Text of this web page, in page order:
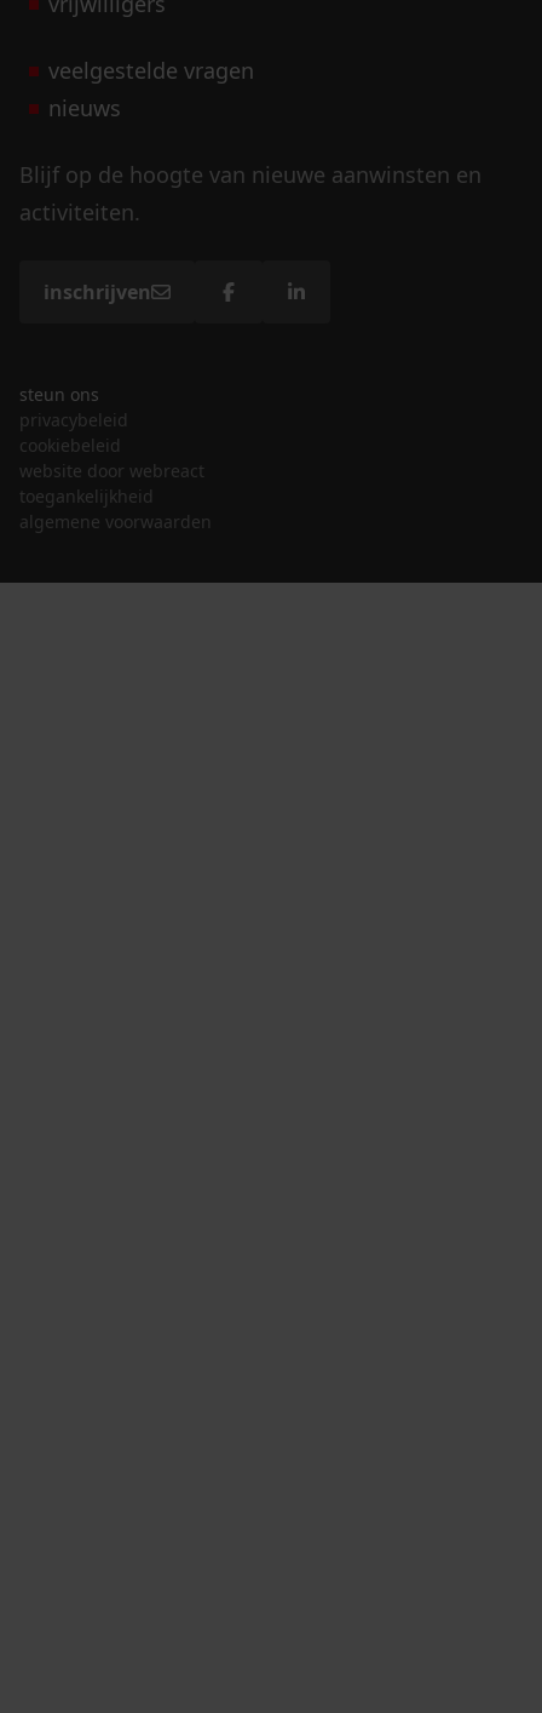
veelgestelde vragen
nieuws
Blijf op de hoogte van nieuwe aanwinsten en
activiteiten.
inschrijven
steun ons
privacybeleid
cookiebeleid
website door webreact
toegankelijkheid
algemene voorwaarden